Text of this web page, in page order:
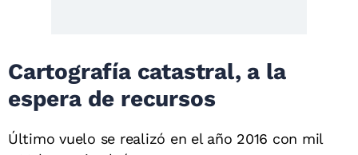
Cartografía catastral, a la
espera de recursos
Último vuelo se realizó en el año 2016 con mil